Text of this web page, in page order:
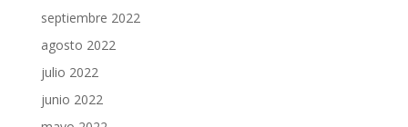
septiembre 2022
agosto 2022
julio 2022
junio 2022